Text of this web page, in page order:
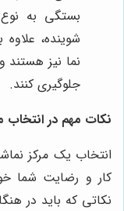
بستگی به
شوینده،
نما نیز هستند
جلوگیری کنند.
نکات مهم در انتخاب
انتخاب یک مرکز
کار و رضایت شما
نکاتی که باید در